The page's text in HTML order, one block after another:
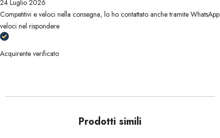
24 Luglio 2026
Competitivi e veloci nella consegna, lo ho contattato anche tramite WhatsApp
veloci nel rispondere
Acquirente verificato
Prodotti simili